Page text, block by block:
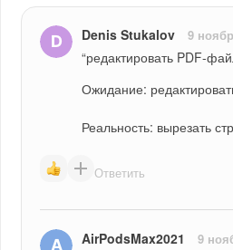
Denis Stukalov 9
“редактировать PDF-
Ожидание:
Реальность: вырезать
Ответить
AirPodsMax2021 9